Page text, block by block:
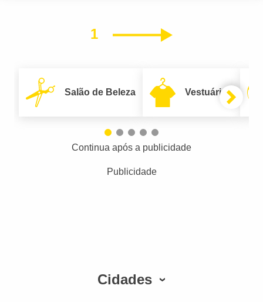
1 Próximo
Salão de Beleza Vestuário
Continua após a publicidade
Publicidade
Cidades